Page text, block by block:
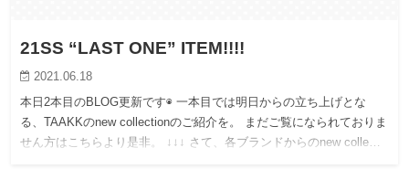
21SS “LAST ONE” ITEM!!!!
2021.06.18
本日2本目のBLOG更新です◉ 一本目では明日からの立ち上げとな
る、TAAKKのnew collectionのご紹介を。 まだご覧になられておりま
せん方はこちらより是非。 ↓↓↓ さて、各ブランドからのnew colle…